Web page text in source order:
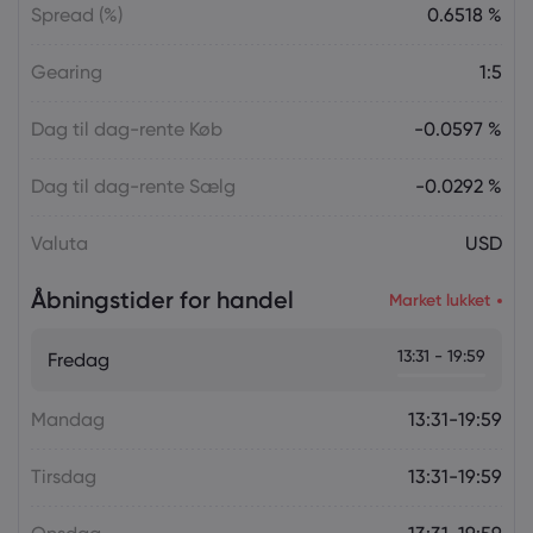
Spread (%) 0.6518 %
Gearing 1:5
Dag til dag-rente Køb -0.0597 %
Dag til dag-rente Sælg -0.0292 %
Valuta USD
Åbningstider for handel Market lukket
Fredag 13:31 - 19:59
Mandag 13:31-19:59
Tirsdag 13:31-19:59